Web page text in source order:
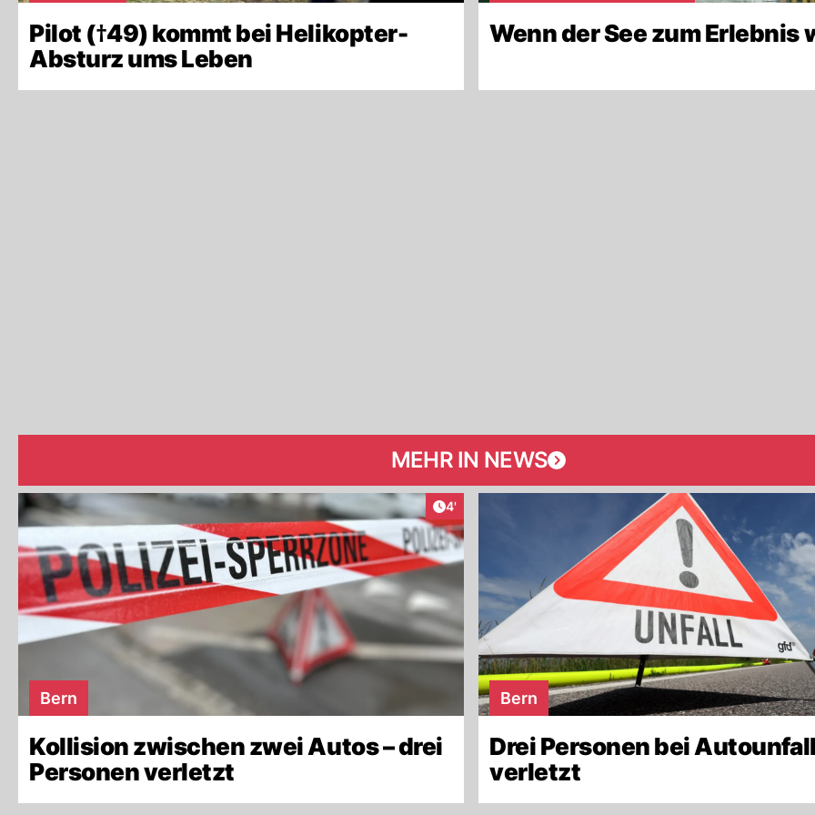
Pilot (†49) kommt bei Helikopter-
Absturz ums Leben
Wenn der See zum Erlebnis
MEHR IN NEWS
Artikel veröffentlicht:
4'
Bern
Kollision zwischen zwei Autos – drei
Personen verletzt
Bern
Drei Personen bei
verletzt